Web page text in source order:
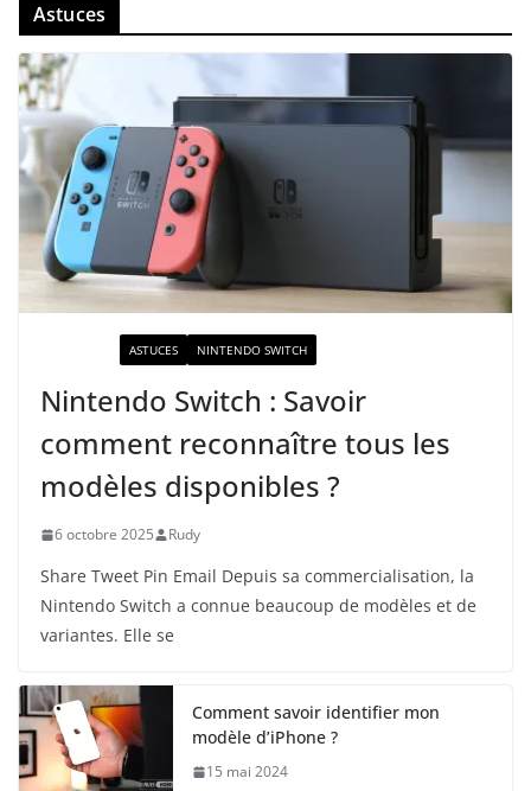
Astuces
ASTUCES NINTENDO SWITCH
Nintendo Switch : Savoir
comment reconnaître tous les
modèles disponibles ?
6 octobre 2025 Rudy
Share Tweet Pin Email Depuis sa commercialisation, la
Nintendo Switch a connue beaucoup de modèles et de
variantes. Elle se
Comment savoir identifier mon
modèle d’iPhone ?
15 mai 2024